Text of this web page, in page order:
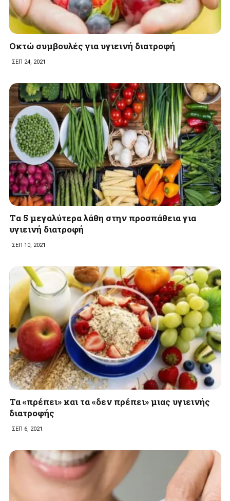
Οκτώ συμβουλές για υγιεινή διατροφή
ΣΕΠ 24, 2021
Tα 5 μεγαλύτερα λάθη στην προσπάθεια για
υγιεινή διατροφή
ΣΕΠ 10, 2021
Τα «πρέπει» και τα «δεν πρέπει» μιας υγιεινής
διατροφής
ΣΕΠ 6, 2021